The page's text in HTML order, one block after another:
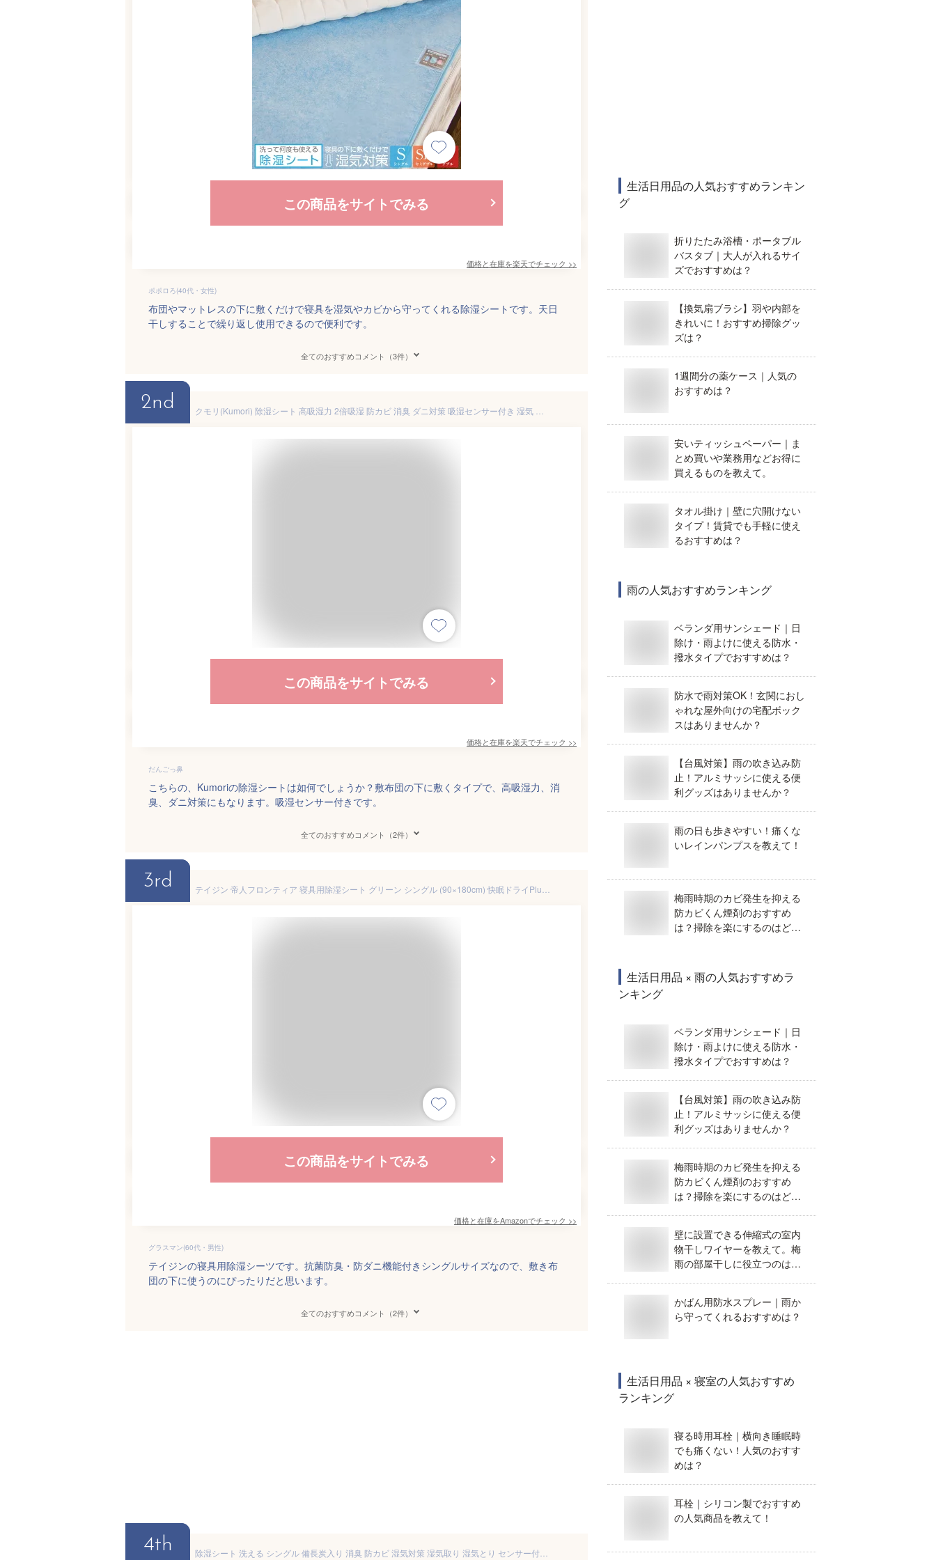
この商品をサイトでみる
価格と在庫を楽天でチェック >>
ポポロろ(40代・女性)
布団やマットレスの下に敷くだけで寝具を湿気やカビから守ってくれる除湿シートです。天日
干しすることで繰り返し使用できるので便利です。
全てのおすすめコメント（3件）
2nd
この商品をサイトでみる
価格と在庫を楽天でチェック >>
だんごっ鼻
こちらの、Kumoriの除湿シートは如何でしょうか？敷布団の下に敷くタイプで、高吸湿力、消
臭、ダニ対策にもなります。吸湿センサー付きです。
全てのおすすめコメント（2件）
3rd
この商品をサイトでみる
価格と在庫をAmazonでチェック >>
グラスマン(60代・男性)
テイジンの寝具用除湿シーツです。抗菌防臭・防ダニ機能付きシングルサイズなので、敷き布
団の下に使うのにぴったりだと思います。
全てのおすすめコメント（2件）
4th
生活日用品の人気おすすめランキン
グ
折りたたみ浴槽・ポータブル
バスタブ｜大人が入れるサイ
ズでおすすめは？
【換気扇ブラシ】羽や内部を
きれいに！おすすめ掃除グッ
ズは？
1週間分の薬ケース｜人気の
おすすめは？
安いティッシュペーパー｜ま
とめ買いや業務用などお得に
買えるものを教えて。
タオル掛け｜壁に穴開けない
タイプ！賃貸でも手軽に使え
るおすすめは？
雨の人気おすすめランキング
ベランダ用サンシェード｜日
除け・雨よけに使える防水・
撥水タイプでおすすめは？
防水で雨対策OK！玄関におし
ゃれな屋外向けの宅配ボック
スはありませんか？
【台風対策】雨の吹き込み防
止！アルミサッシに使える便
利グッズはありませんか？
雨の日も歩きやすい！痛くな
いレインパンプスを教えて！
梅雨時期のカビ発生を抑える
防カビくん煙剤のおすすめ
は？掃除を楽にするのはどれ
生活日用品 × 雨の人気おすすめラ
ンキング
ベランダ用サンシェード｜日
除け・雨よけに使える防水・
撥水タイプでおすすめは？
【台風対策】雨の吹き込み防
止！アルミサッシに使える便
利グッズはありませんか？
梅雨時期のカビ発生を抑える
防カビくん煙剤のおすすめ
は？掃除を楽にするのはどれ
壁に設置できる伸縮式の室内
物干しワイヤーを教えて。梅
雨の部屋干しに役立つのはど
かばん用防水スプレー｜雨か
ら守ってくれるおすすめは？
生活日用品 × 寝室の人気おすすめ
ランキング
寝る時用耳栓｜横向き睡眠時
でも痛くない！人気のおすす
めは？
耳栓｜シリコン製でおすすめ
の人気商品を教えて！